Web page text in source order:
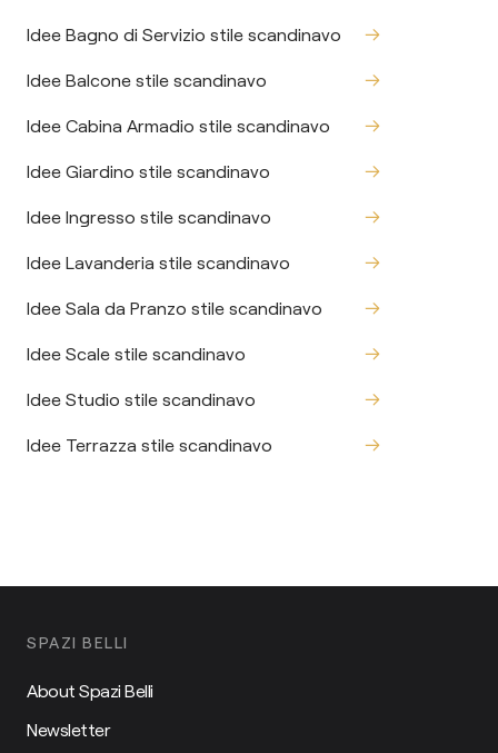
Idee Bagno di Servizio stile scandinavo
Idee Balcone stile scandinavo
Idee Cabina Armadio stile scandinavo
Idee Giardino stile scandinavo
Idee Ingresso stile scandinavo
Idee Lavanderia stile scandinavo
Idee Sala da Pranzo stile scandinavo
Idee Scale stile scandinavo
Idee Studio stile scandinavo
Idee Terrazza stile scandinavo
SPAZI BELLI
About Spazi Belli
Newsletter